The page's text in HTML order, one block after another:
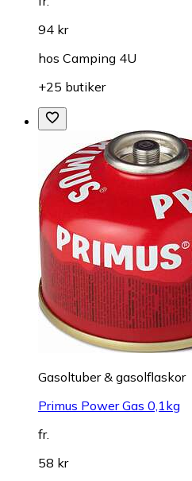
94 kr
hos Camping 4U
+25 butiker
Gasoltuber & gasolflaskor
Primus Power Gas 0,1kg
fr.
58 kr